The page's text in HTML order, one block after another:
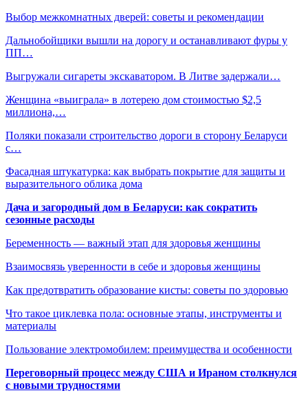
Выбор межкомнатных дверей: советы и рекомендации
Дальнобойщики вышли на дорогу и останавливают фуры у
ПП…
Выгружали сигареты экскаватором. В Литве задержали…
Женщина «выиграла» в лотерею дом стоимостью $2,5
миллиона,…
Поляки показали строительство дороги в сторону Беларуси
с…
Фасадная штукатурка: как выбрать покрытие для защиты и
выразительного облика дома
Дача и загородный дом в Беларуси: как сократить
сезонные расходы
Беременность — важный этап для здоровья женщины
Взаимосвязь уверенности в себе и здоровья женщины
Как предотвратить образование кисты: советы по здоровью
Что такое циклевка пола: основные этапы, инструменты и
материалы
Пользование электромобилем: преимущества и особенности
Переговорный процесс между США и Ираном столкнулся
с новыми трудностями